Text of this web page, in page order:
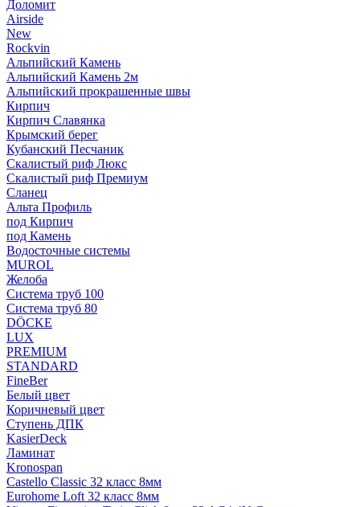
Доломит
Airside
New
Rockvin
Альпийский Камень
Альпийский Камень 2м
Альпийский прокрашенные швы
Кирпич
Кирпич Славянка
Крымский берег
Кубанский Песчаник
Скалистый риф Люкс
Скалистый риф Премиум
Сланец
Альта Профиль
под Кирпич
под Камень
Водосточные системы
MUROL
Желоба
Система труб 100
Система труб 80
DÖCKE
LUX
PREMIUM
STANDARD
FineBer
Белый цвет
Коричневый цвет
Ступень ДПК
KasierDeck
Ламинат
Kronospan
Castello Classic 32 класс 8мм
Eurohome Loft 32 класс 8мм